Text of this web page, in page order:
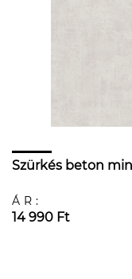
Szürkés beton
ÁR:
14 990 Ft